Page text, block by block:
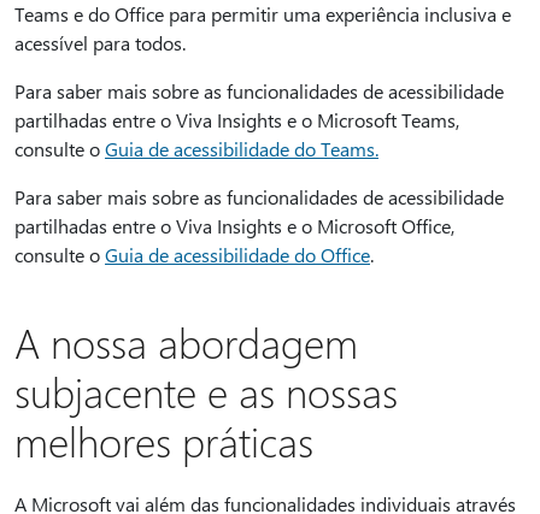
Teams e do Office para permitir uma experiência inclusiva e
acessível para todos.
Para saber mais sobre as funcionalidades de acessibilidade
partilhadas entre o Viva Insights e o Microsoft Teams,
consulte oGuia de acessibilidade do Teams.
Para saber mais sobre as funcionalidades de acessibilidade
partilhadas entre o Viva Insights e o Microsoft Office,
consulte oGuia de acessibilidade do Office.
A nossa abordagem
subjacente e as nossas
melhores práticas
A Microsoft vai além das funcionalidades individuais através